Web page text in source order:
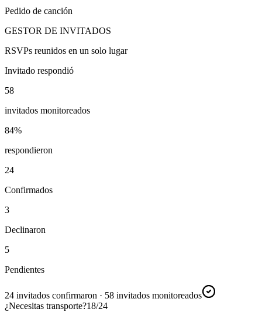
Pedido de canción
GESTOR DE INVITADOS
RSVPs reunidos en un solo lugar
Invitado respondió
58
invitados monitoreados
84%
respondieron
24
Confirmados
3
Declinaron
5
Pendientes
24 invitados confirmaron · 58 invitados monitoreados
¿Necesitas transporte?18/24